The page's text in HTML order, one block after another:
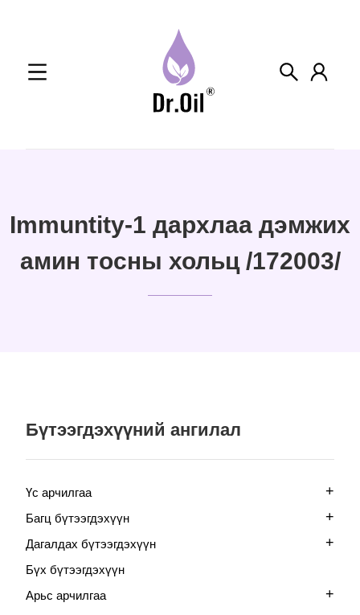
Immuntity-1 дархлаа дэмжих
амин тосны хольц /172003/
Бүтээгдэхүүний ангилал
Үс арчилгаа +
Багц бүтээгдэхүүн +
Дагалдах бүтээгдэхүүн +
Бүх бүтээгдэхүүн
Арьс арчилгаа
+